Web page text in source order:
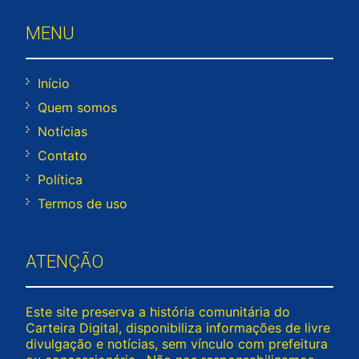
MENU
Início
Quem somos
Notícias
Contato
Política
Termos de uso
ATENÇÃO
Este site preserva a história comunitária do
Carteira Digital, disponibiliza informações de livre
divulgação e notícias, sem vínculo com prefeitura